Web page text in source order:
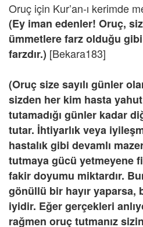
Oruç için Kur’an-ı kerimde
(Ey iman edenler! Oruç,
ümmetlere farz olduğu
farzdır.) [Bekara183]
(Oruç size sayılı günler
sizden her kim hasta
tutamadığı günler kadar
tutar. İhtiyarlık veya
hastalık gibi devamlı
tutmaya gücü yetmeyene
fakir doyumu miktardır.
gönüllü bir hayır yaparsa,
iyidir. Eğer gerçekleri
rağmen oruç tutmanız